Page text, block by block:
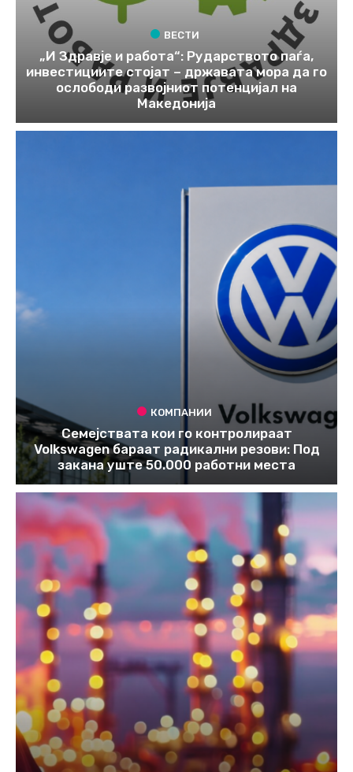
ВЕСТИ
„И Здравје и работа“: Рударството паѓа,
инвестициите стојат – државата мора да го
ослободи развојниот потенцијал на
Македонија
КОМПАНИИ
Семејствата кои го контролираат
Volkswagen бараат радикални резови: Под
закана уште 50.000 работни места